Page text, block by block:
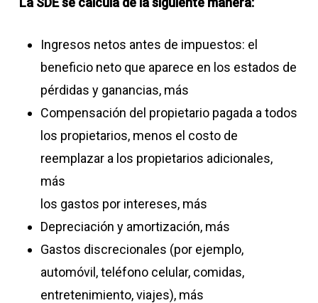
Ingresos netos antes de impuestos: el
beneficio neto que aparece en los estados de
pérdidas y ganancias, más
Compensación del propietario pagada a todos
los propietarios, menos el costo de
reemplazar a los propietarios adicionales,
más
los gastos por intereses, más
Depreciación y amortización, más
Gastos discrecionales (por ejemplo,
automóvil, teléfono celular, comidas,
entretenimiento, viajes), más